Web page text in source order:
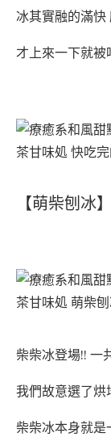
冰其實融的滿快
才上來一下就被
【萌柴刨冰
柴柴冰登場!! 一
我們故意選了烘
柴柴冰本身就是